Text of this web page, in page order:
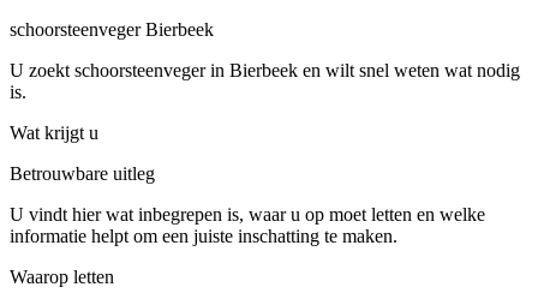
schoorsteenveger Bierbeek
U zoekt schoorsteenveger in Bierbeek en wilt snel weten wat nodig
is.
Wat krijgt u
Betrouwbare uitleg
U vindt hier wat inbegrepen is, waar u op moet letten en welke
informatie helpt om een juiste inschatting te maken.
Waarop letten